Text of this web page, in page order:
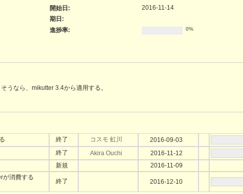
開始日:
2016-11-14
期日:
進捗率:
0%
うなら、mikutter 3.4から適用する。
終了 コスモ 虹川 2016-09-03
終了 Akira Ouchi 2016-11-12
新規 2016-11-09
が消費する
終了 2016-12-10